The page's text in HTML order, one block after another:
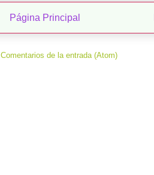
Página Principal
Comentarios de la entrada (Atom)